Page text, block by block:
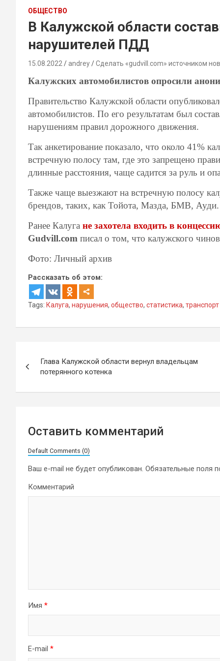
ОБЩЕСТВО
В Калужской области
нарушителей ПДД
15.08.2022 andrey Сделать «gudvill.com» источником
Калужских автомобилистов опросили
Правительство Калужской области
автомобилистов. По его результатам был
нарушениям правил дорожного движения.
Так анкетирование показало, что около 41%
встречную полосу там, где это запрещено
длинные расстояния, чаще садится за руль и
Также чаще выезжают на встречную полосу
брендов, таких, как Тойота, Мазда, БМВ, Ауди.
Ранее Калуга не захотела входить в
Gudvill.com писал о том, что калужского
Фото: Личный архив
Рассказать об этом:
Tags: Калуга, нарушения, общество, статистика, транспорт
по
записям
Глава Калужской области вернул владельцам
потерянного котенка
Оставить комментарий
Default Comments (0)
Ваш e-mail не будет опубликован. Обязательные поля
Комментарий
Имя *
E-mail *